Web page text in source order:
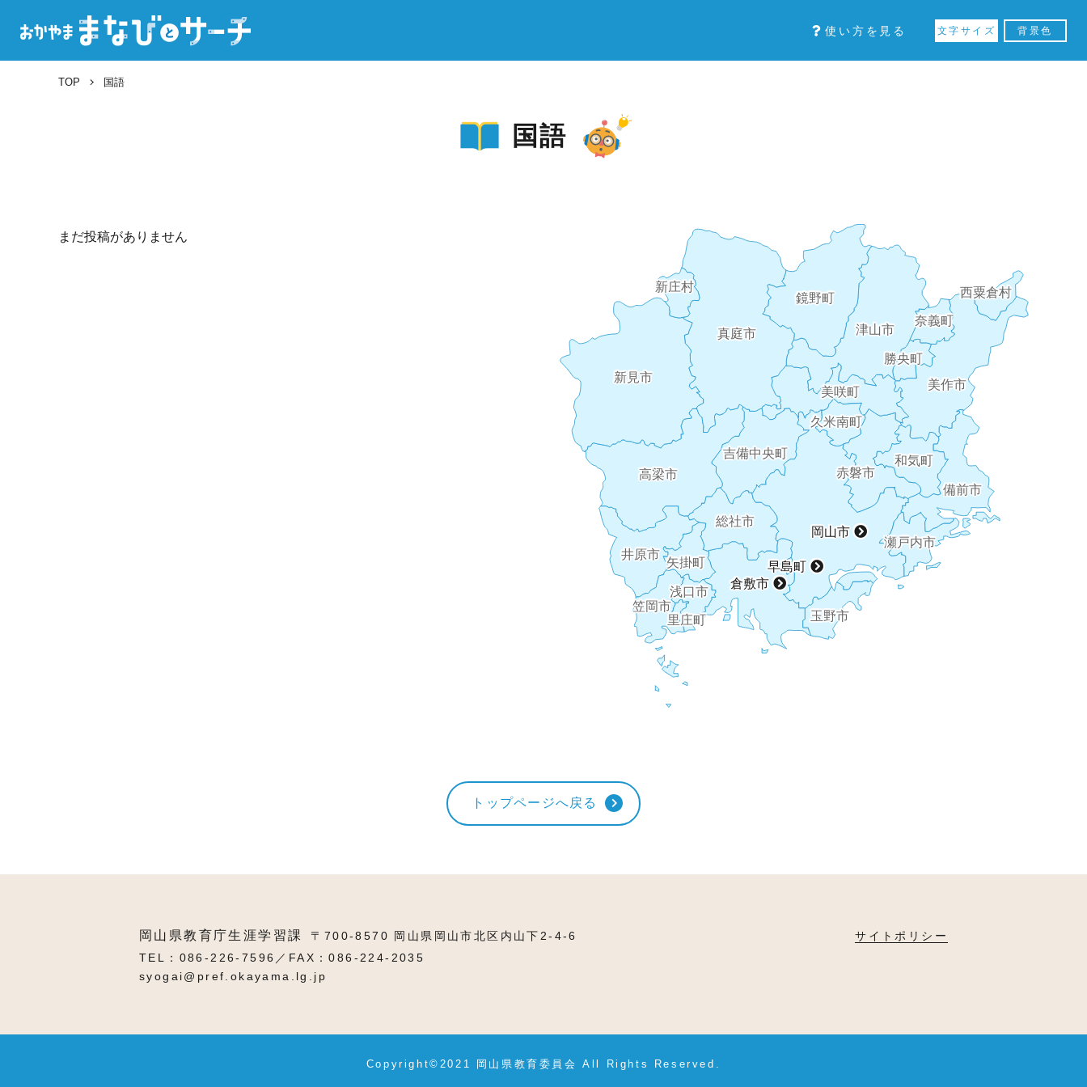
使い方を見る 文字サイズ 背景色
TOP 国語
国語
岡山市
倉敷市
早島町
玉野市
津山市
瀬戸内市
赤磐市
備前市
西粟倉村
久米南町
笠岡市
里庄町
浅口市
井原市
矢掛町
奈義町
美作市
総社市
高梁市
新見市
真庭市
新庄村
美咲町
鏡野町
和気町
勝央町
吉備中央町
まだ投稿がありません
トップページへ戻る
岡山県教育庁生涯学習課
〒700-8570 岡山県岡山市北区内山下2-4-6
TEL：086-226-7596／FAX：086-224-2035
syogai@pref.okayama.lg.jp
サイトポリシー
Copyright©2021 岡山県教育委員会 All Rights Reserved.